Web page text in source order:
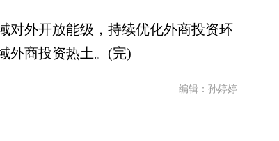
外开放能级，持续优化外商投资环
外商投资热土。(完)
编辑：孙婷婷